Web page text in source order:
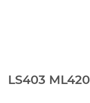
LS403 ML420